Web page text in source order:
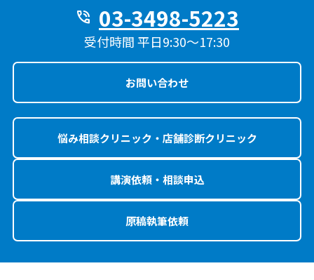
phone_in_talk 03-3498-5223
受付時間 平日9:30〜17:30
お問い合わせ
悩み相談クリニック・店舗診断クリニック
講演依頼・相談申込
原稿執筆依頼